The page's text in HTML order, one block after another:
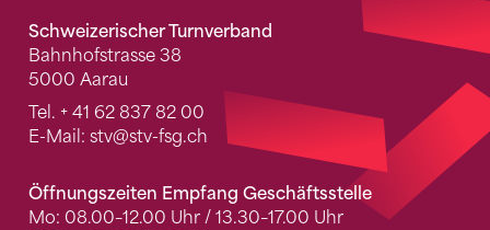
Schweizerischer Turnverband
Bahnhofstrasse 38
5000 Aarau
Tel. + 41 62 837 82 00
E-Mail: stv@stv-fsg.ch
Öffnungszeiten Empfang Geschäftsstelle
Mo: 08.00–12.00 Uhr / 13.30–17.00 Uhr